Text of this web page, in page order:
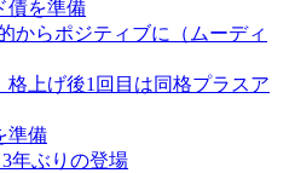
債を準備
からポジティブに（ムーディ
格上げ後1回目は同格プラスア
準備
年ぶりの登場